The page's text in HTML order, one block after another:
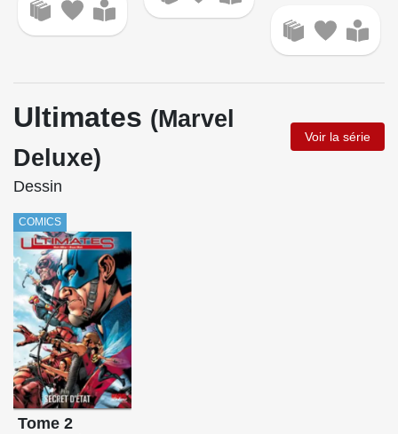
Ultimates (Marvel
Deluxe)
Voir la série
Dessin
COMICS
Tome 2